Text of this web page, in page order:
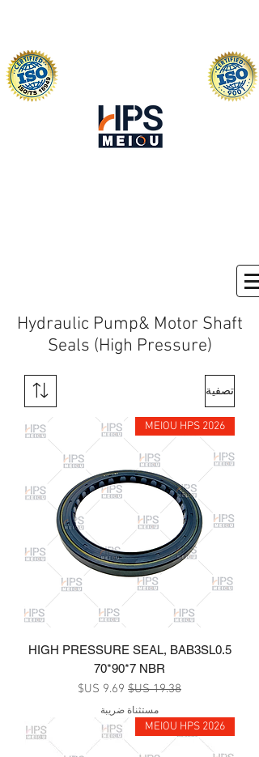
Hydraulic Pump& Motor Shaft
Seals (High Pressure)
تصفية
MEIOU HPS 2026
HIGH PRESSURE SEAL, BAB3SL0.5
70*90*7 NBR
سعر عادي سعر البيع
مستثناة ضريبة
MEIOU HPS 2026